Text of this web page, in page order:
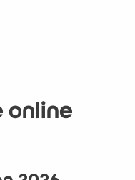
online